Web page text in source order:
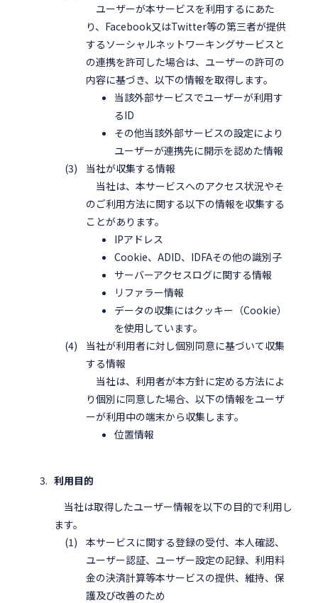
ユーザーが本サービスを利用するにあた
り、Facebook又はTwitter等の第三者が提供
するソーシャルネットワーキングサービスと
の連携を許可した場合は、ユーザーの許可の
内容に基づき、以下の情報を取得します。
当該外部サービスでユーザーが利用す
るID
その他当該外部サービスの設定により
ユーザーが連携先に開示を認めた情報
当社が収集する情報
当社は、本サービスへのアクセス状況やそ
のご利用方法に関する以下の情報を収集する
ことがあります。
IPアドレス
Cookie、ADID、IDFAその他の識別子
サーバーアクセスログに関する情報
リファラー情報
データの収集にはクッキー（Cookie）
を使用しています。
当社が利用者に対し個別同意に基づいて収集
する情報
当社は、利用者が本方針に定める方法によ
り個別に同意した場合、以下の情報をユーザ
ーが利用中の端末から収集します。
位置情報
利用目的
当社は取得したユーザー情報を以下の目的で利用し
ます。
本サービスに関する登録の受付、本人確認、
ユーザー認証、ユーザー設定の記録、利用料
金の決済計算等本サービスの提供、維持、保
護及び改善のため